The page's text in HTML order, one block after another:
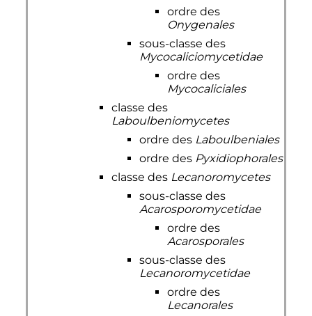
ordre des
Onygenales
sous-classe des
Mycocaliciomycetidae
ordre des
Mycocaliciales
classe des
Laboulbeniomycetes
ordre des Laboulbeniales
ordre des Pyxidiophorales
classe des Lecanoromycetes
sous-classe des
Acarosporomycetidae
ordre des
Acarosporales
sous-classe des
Lecanoromycetidae
ordre des
Lecanorales